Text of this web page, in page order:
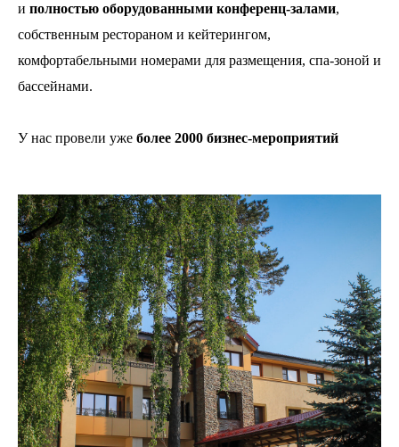
и полностью оборудованными конференц-залами,
собственным рестораном и кейтерингом,
комфортабельными номерами для размещения, спа-зоной и
бассейнами.
У нас провели уже более 2000 бизнес-мероприятий